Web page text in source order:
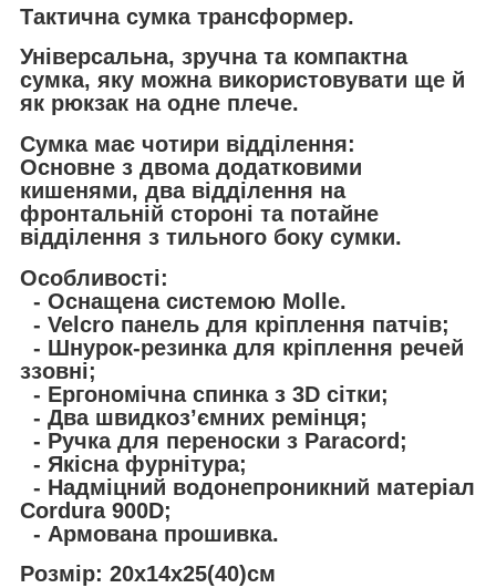
Тактична сумка трансформер.
Універсальна, зручна та компактна
сумка, яку можна використовувати ще й
як рюкзак на одне плече.
Сумка має чотири відділення:
Основне з двома додатковими
кишенями, два відділення на
фронтальній стороні та потайне
відділення з тильного боку сумки.
Особливості:
- Оснащена системою Molle.
- Velcro панель для кріплення патчів;
- Шнурок-резинка для кріплення речей
ззовні;
- Ергономічна спинка з 3D сітки;
- Два швидкозʼємних ремінця;
- Ручка для переноски з Paracord;
- Якісна фурнітура;
- Надміцний водонепроникний матеріал
Cordura 900D;
- Армована прошивка.
Розмір: 20х14х25(40)см